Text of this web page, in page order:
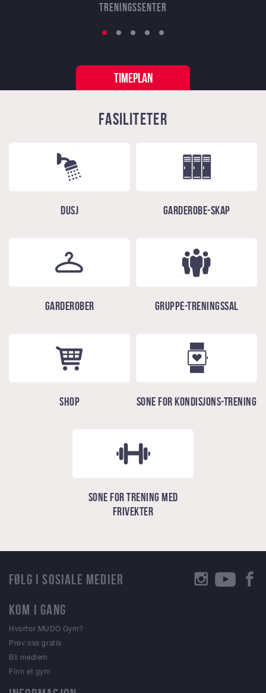
Treningssenter
TIMEPLAN
FASILITETER
Dusj Garderobe-skap
Garderober Gruppe-treningssal
Shop Sone for kondisjons-trening
Sone for trening med
frivekter
KOM I GANG
Hvorfor MUDO Gym?
Prøv oss gratis
Bli medlem
Finn et gym
FØLG I SOSIALE MEDIER